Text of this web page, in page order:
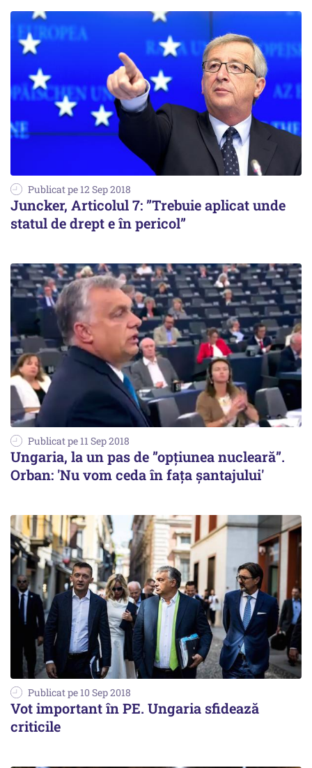
Publicat pe 12 Sep 2018
Juncker, Articolul 7: ”Trebuie aplicat unde
statul de drept e în pericol”
Publicat pe 11 Sep 2018
Ungaria, la un pas de ”opțiunea nucleară”.
Orban: 'Nu vom ceda în faţa şantajului'
Publicat pe 10 Sep 2018
Vot important în PE. Ungaria sfidează
criticile